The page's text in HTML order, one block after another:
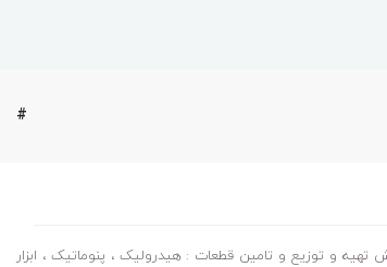
#
و توزیع و تامین قطعات : هیدرولیک ، پنوماتیک ، ابزار